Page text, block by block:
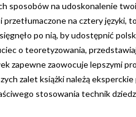
sposobów na udoskonalenie
na cztery języki,
po nią, by udostępnić
o teoretyzowania,
zapewne zaowocuje lepszymi
zalet książki należą
stosowania technik